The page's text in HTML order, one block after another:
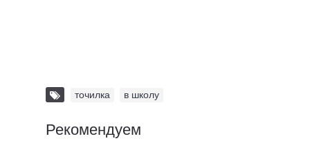
точилка в школу
Рекомендуем